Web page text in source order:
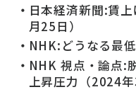
日本経済新聞:賃
月25日）
NHK:どうなる最
NHK 視点・論点:
上昇圧力（2024年